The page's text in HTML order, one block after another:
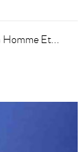
Homme Et...